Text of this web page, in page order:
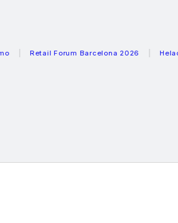
Retail Forum Barcelona 2026 Heladeras